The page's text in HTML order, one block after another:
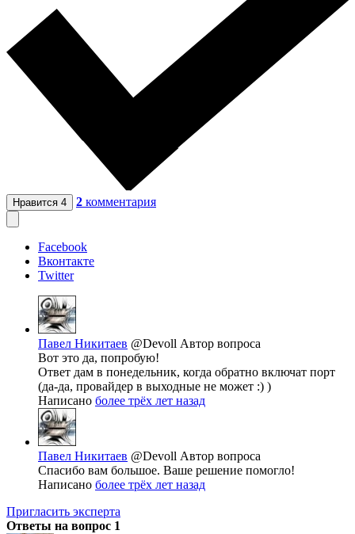
Нравится 4 2 комментария
Facebook
Вконтакте
Twitter
Павел Никитаев @Devoll Автор вопроса
Вот это да, попробую!
Ответ дам в понедельник, когда обратно включат порт
(да-да, провайдер в выходные не может :) )
Написано более трёх лет назад
Павел Никитаев @Devoll Автор вопроса
Спасибо вам большое. Ваше решение помогло!
Написано более трёх лет назад
Пригласить эксперта
Ответы на вопрос 1